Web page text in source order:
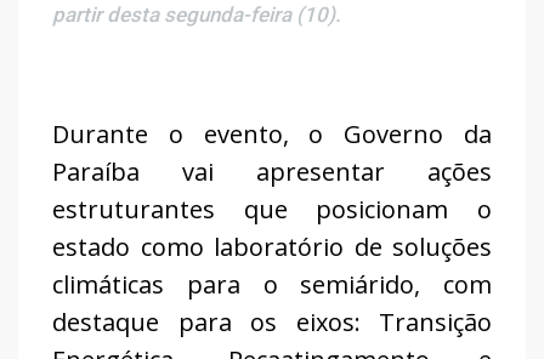
partir desta segunda-feira (10).
Durante o evento, o Governo da
Paraíba vai apresentar ações
estruturantes que posicionam o
estado como laboratório de soluções
climáticas para o semiárido, com
destaque para os eixos: Transição